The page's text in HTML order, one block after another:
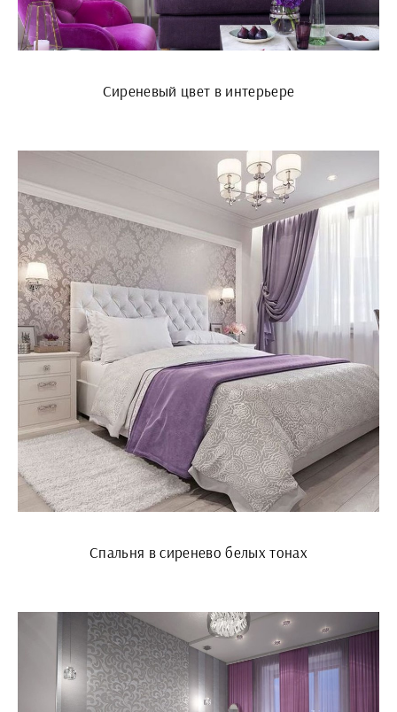
Сиреневый цвет в интерьере
Спальня в сиренево белых тонах